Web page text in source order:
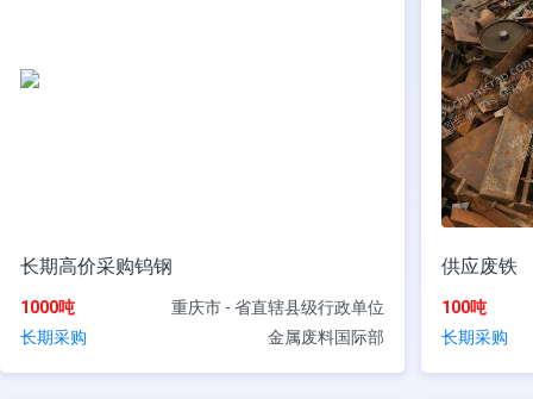
长期高价采购钨钢
1000吨
重庆市 - 省直辖县级行政单位
长期采购
金属废料国际部
供应废铁
100吨
长期采购